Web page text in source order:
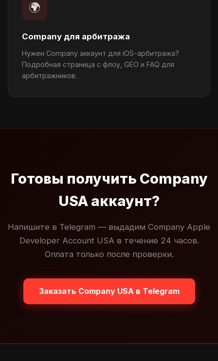
🌍
Company для арбитража
Нужен Company аккаунт для iOS-арбитража?
Подробная страница с флоу, GEO и FAQ для
арбитражников.
Готовы получить Company
USA аккаунт?
Напишите в Telegram — выдадим Company Apple
Developer Account USA в течение 24 часов.
Оплата только после проверки.
Заказать Company USA в Telegram